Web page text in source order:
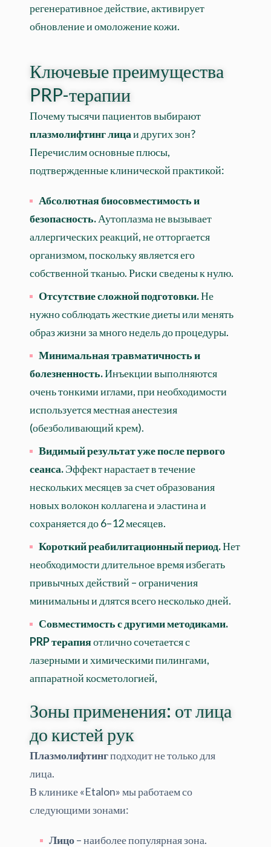
регенеративное действие, активирует
обновление и омоложение кожи.
Ключевые преимущества
PRP-терапии
Почему тысячи пациентов выбирают
плазмолифтинг лицаи других зон?
Перечислим основные плюсы,
подтвержденные клинической практикой:
Абсолютная биосовместимость и
безопасность.Аутоплазма не вызывает
аллергических реакций, не отторгается
организмом, поскольку является его
собственной тканью. Риски сведены к нулю.
Отсутствие сложной подготовки.Не
нужно соблюдать жесткие диеты или менять
образ жизни за много недель до процедуры.
Минимальная травматичность и
болезненность.Инъекции выполняются
очень тонкими иглами, при необходимости
используется местная анестезия
(обезболивающий крем).
Видимый результат уже после первого
сеанса.Эффект нарастает в течение
нескольких месяцев за счет образования
новых волокон коллагена и эластина и
сохраняется до 6–12 месяцев.
Короткий реабилитационный период.Нет
необходимости длительное время избегать
привычных действий – ограничения
минимальны и длятся всего несколько дней.
Совместимость с другими методиками.
PRP терапияотлично сочетается с
лазерными и химическими пилингами,
аппаратной косметологией,
Зоны применения: от лица
до кистей рук
Плазмолифтингподходит не только для
лица.
В клинике «Etalon» мы работаем со
следующими зонами:
Лицо– наиболее популярная зона.